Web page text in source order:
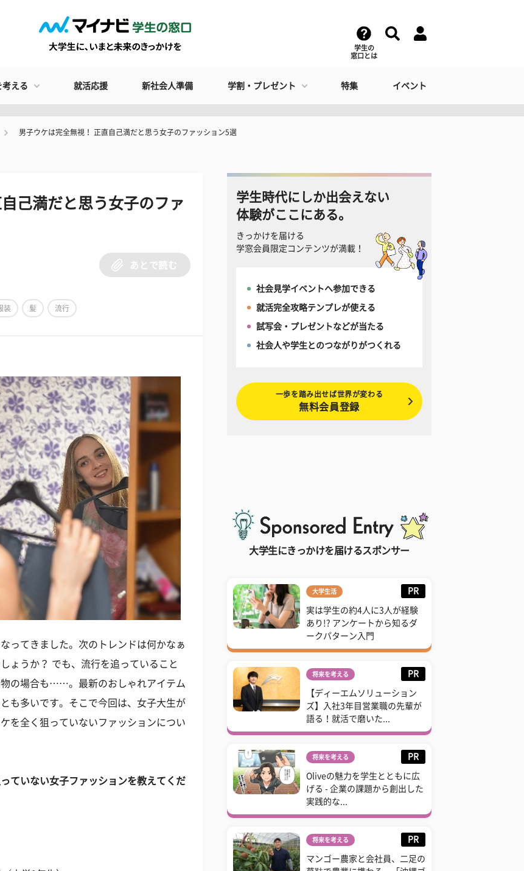
学生の
窓口とは
考える 就活応援 新社会人準備 学割・プレゼント 特集 イベント
男子ウケは完全無視！ 正直自己満だと思う女子のファッション5選
己満だと思う女子のファ
あとで読む
装 髪 流行
ってきました。次のトレンドは何かなぁ
ょうか？ でも、流行を追っていること
の場合も……。最新のおしゃれアイテム
も多いです。そこで今回は、女子大生が
を全く狙っていないファッションについ
ていない女子ファッションを教えてくだ
学生時代にしか出会えない
体験がここにある。
きっかけを届ける
学窓会員限定コンテンツが満載！
社会見学イベントへ参加できる
就活完全攻略テンプレが使える
試写会・プレゼントなどが当たる
社会人や学生とのつながりがつくれる
一歩を踏み出せば世界が変わる
無料会員登録
大学生にきっかけを届けるスポンサー
大学生活 PR
実は学生の約4人に3人が経験
あり!? アンケートから知るダ
ークパターン入門
将来を考える PR
【ディーエムソリューション
ズ】入社3年目営業職の先輩が
語る！就活で磨いた...
将来を考える PR
Oliveの魅力を学生とともに広
げる - 企業の課題から創出した
実践的な...
将来を考える PR
マンゴー農家と会社員、二足の